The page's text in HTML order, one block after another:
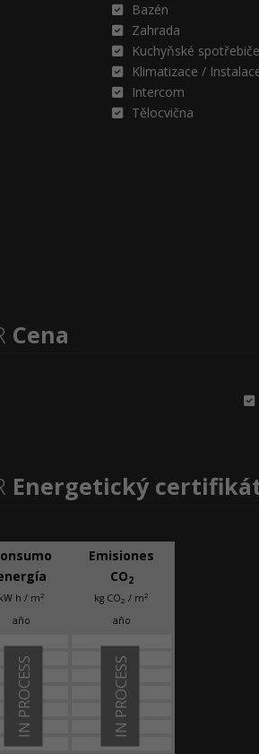
Bazén
Zahrada
Kuchyňské spotřebiče
Klimatizace /
Intercom
Tělocvična
Cena
Energetický
kW h / m2
año
Emisiones
CO2
kg CO2 / m2
año
IN PROCESS
IN PROCESS